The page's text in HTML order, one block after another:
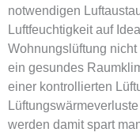
notwendigen
Luftfeuchtigkeit auf
Wohnungslüftung nicht
ein gesundes
einer kontrollierten
werden damit spart